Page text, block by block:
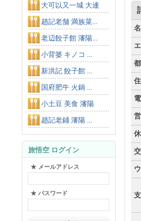
大可以又一城 大連
趙記老舗 満族菜...
老辺餃子館 瀋陽...
小背篓 キノコ ...
新洪記 餃子館 ...
国府肥牛 火鍋 ...
小土豆 美食 瀋陽
趙記老鋪 瀋陽 ...
旅悟空 ログイン
★ メールアドレス
★ パスワード